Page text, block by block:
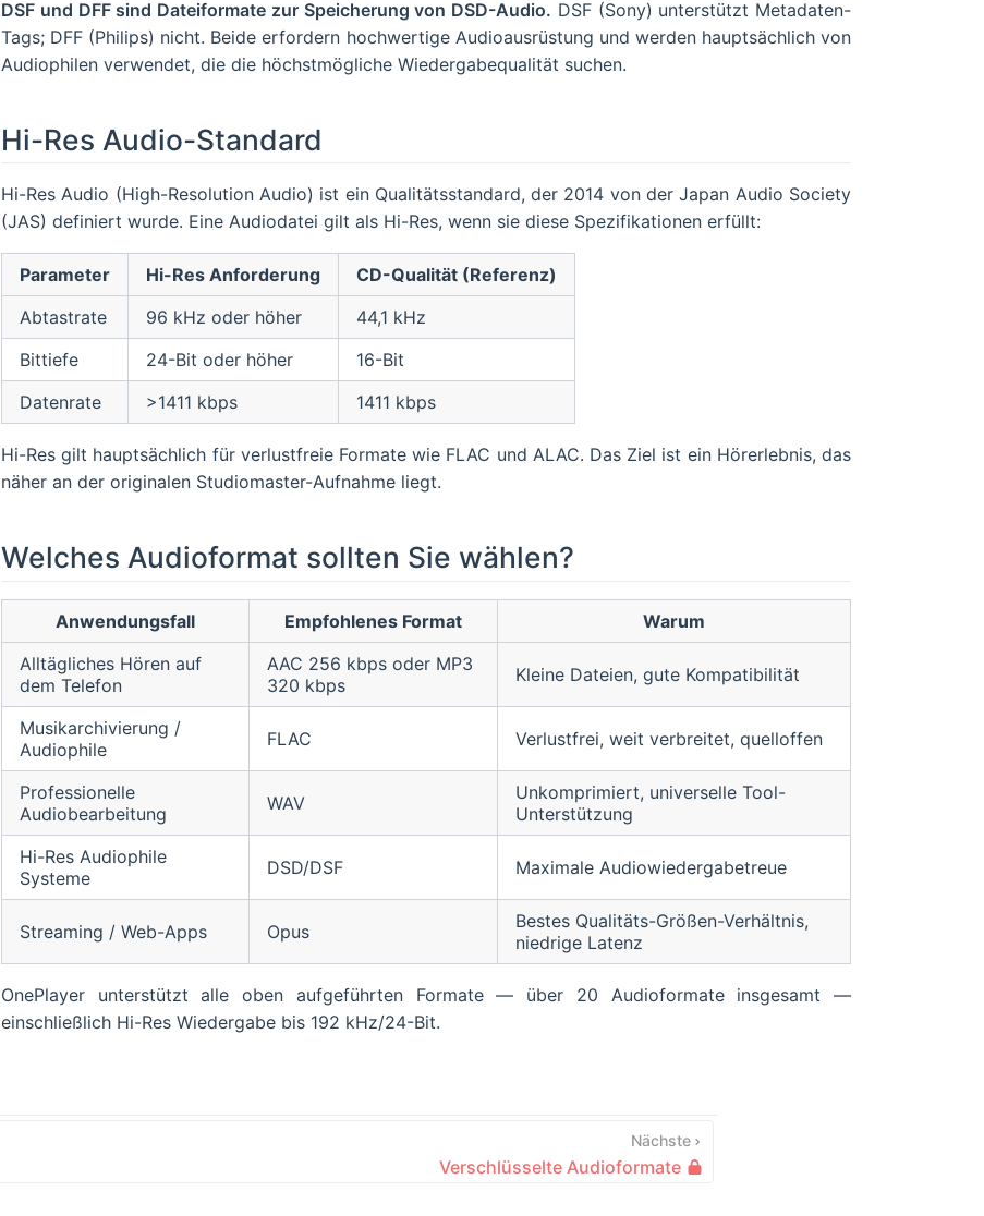
DSF und DFF sind Dateiformate zur Speicherung von DSD-Audio. DSF (Sony) unterstützt Metadaten-
Tags; DFF (Philips) nicht. Beide erfordern hochwertige Audioausrüstung und werden hauptsächlich von
Audiophilen verwendet, die die höchstmögliche Wiedergabequalität suchen.
Hi-Res Audio-Standard
Hi-Res Audio (High-Resolution Audio) ist ein Qualitätsstandard, der 2014 von der Japan Audio Society
(JAS) definiert wurde. Eine Audiodatei gilt als Hi-Res, wenn sie diese Spezifikationen erfüllt:
Parameter Hi-Res Anforderung
CD-Qualität (Referenz)
Abtastrate
96 kHz oder höher
44,1 kHz
Bittiefe
24-Bit oder höher
16-Bit
Datenrate
>1411 kbps 1411 kbps
Hi-Res gilt hauptsächlich für verlustfreie Formate wie FLAC und ALAC. Das Ziel ist ein Hörerlebnis, das
näher an der originalen Studiomaster-Aufnahme liegt.
Welches Audioformat sollten Sie wählen?
Anwendungsfall Empfohlenes Format
Warum
Alltägliches Hören auf
dem Telefon
AAC 256 kbps oder MP3
320 kbps
Kleine Dateien, gute Kompatibilität
Musikarchivierung /
Audiophile
FLAC Verlustfrei, weit verbreitet, quelloffen
Professionelle
Audiobearbeitung
WAV
Unkomprimiert, universelle Tool-
Unterstützung
Hi-Res Audiophile
Systeme
DSD/DSF Maximale Audiowiedergabetreue
Streaming / Web-Apps Opus
Bestes Qualitäts-Größen-Verhältnis,
niedrige Latenz
OnePlayer unterstützt alle oben aufgeführten Formate — über 20 Audioformate insgesamt —
einschließlich Hi-Res Wiedergabe bis 192 kHz/24-Bit.
Nächste
Verschlüsselte Audioformate